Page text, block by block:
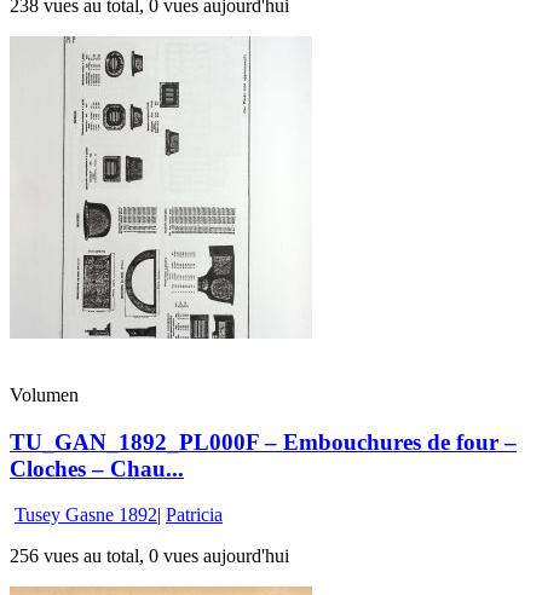
238 vues au total, 0 vues aujourd'hui
Volumen
TU_GAN_1892_PL000F – Embouchures de four –
Cloches – Chau...
Tusey Gasne 1892 Patricia
256 vues au total, 0 vues aujourd'hui